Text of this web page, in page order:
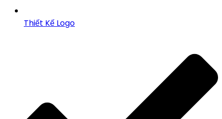
Thiết Kế Logo